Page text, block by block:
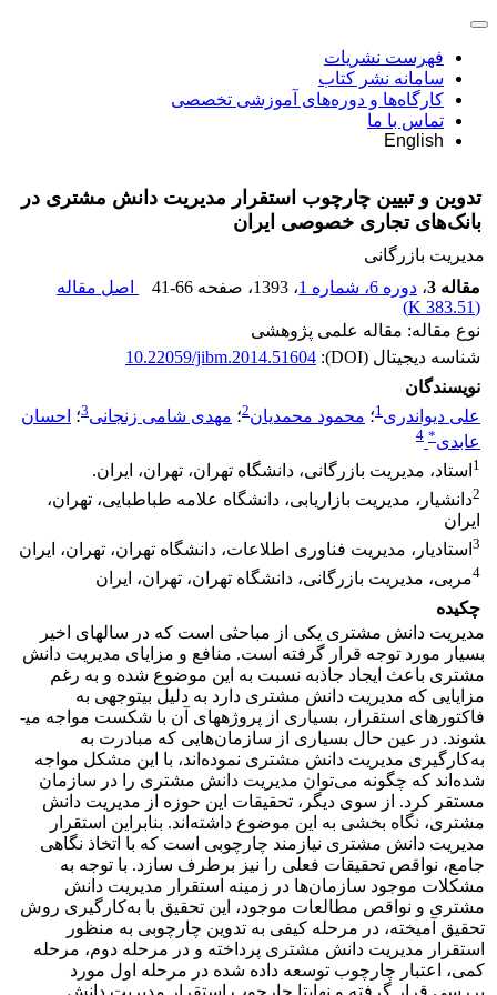
فهرست نشریات
سامانه نشر کتاب
کارگاه‌ها و دوره‌های آموزشی تخصصی
تماس با ما
English
تدوین و تبیین چارچوب استقرار مدیریت دانش مشتری در
بانک‌های تجاری خصوصی ایران
مدیریت بازرگانی
مقاله 3
، دوره 6، شماره 1 ، 1393 ، صفحه 41-66
اصل مقاله
(
383.51 K
)
نوع مقاله: مقاله علمی پژوهشی
شناسه دیجیتال (DOI):
10.22059/jibm.2014.51604
نویسندگان
علی دیواندری1؛ محمود محمدیان2؛ مهدی شامی زنجانی3؛ احسان
عابدی*
4
1 استاد، مدیریت بازرگانی، دانشگاه تهران، تهران، ایران.
2دانشیار، مدیریت بازاریابی، دانشگاه علامه طباطبایی، تهران،
ایران
3 استادیار، مدیریت فناوری اطلاعات، دانشگاه تهران، تهران، ایران
4مربی، مدیریت بازرگانی، دانشگاه تهران، تهران، ایران
چکیده
مدیریت دانش مشتری یکی از مباحثی است که در سال­های اخیر
بسیار مورد توجه قرار گرفته است. منافع و مزایای مدیریت دانش
مشتری باعث ایجاد جاذبه نسبت به این موضوع شده و به رغم
مزایایی که مدیریت دانش مشتری دارد به دلیل بی­توجهی به
فاکتورهای استقرار، بسیاری از پروژه­های آن با شکست مواجه می­
شوند. در عین حال بسیاری از سازمان‌هایی که مبادرت به
به‌کارگیری مدیریت دانش مشتری نموده‌‌اند، با این مشکل مواجه
شده‌اند که چگونه می‌توان مدیریت دانش مشتری را در سازمان
مستقر کرد. از سوی دیگر، تحقیقات این حوزه از مدیریت دانش
مشتری، نگاه بخشی به این موضوع داشته‌اند. بنابراین استقرار
مدیریت دانش مشتری نیازمند چارچوبی است که با اتخاذ نگاهی
جامع، نواقص تحقیقات فعلی را نیز برطرف سازد. با توجه به
مشکلات موجود سازمان‌ها در زمینه استقرار مدیریت دانش
مشتری و نواقص مطالعات موجود، این تحقیق با به‌کارگیری روش
تحقیق آمیخته، در مرحله کیفی به تدوین چارچوبی به منظور
استقرار مدیریت دانش مشتری پرداخته و در مرحله دوم، مرحله
کمی، اعتبار چارچوب توسعه داده شده در مرحله اول مورد
بررسی قرار گرفته و نهایتا چارچوب استقرار مدیریت دانش